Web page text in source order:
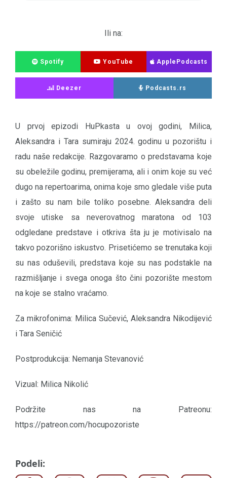
Ili na:
Spotify YouTube ApplePodcasts
Deezer Podcasts.rs
U prvoj epizodi HuPkasta u ovoj godini, Milica,
Aleksandra i Tara sumiraju 2024. godinu u pozorištu i
radu naše redakcije. Razgovaramo o predstavama koje
su obeležile godinu, premijerama, ali i onim koje su već
dugo na repertoarima, onima koje smo gledale više puta
i zašto su nam bile toliko posebne. Aleksandra deli
svoje utiske sa neverovatnog maratona od 103
odgledane predstave i otkriva šta ju je motivisalo na
takvo pozorišno iskustvo. Prisetićemo se trenutaka koji
su nas oduševili, predstava koje su nas podstakle na
razmišljanje i svega onoga što čini pozorište mestom
na koje se stalno vraćamo.
Za mikrofonima: Milica Sučević, Aleksandra Nikodijević
i Tara Seničić
Postprodukcija: Nemanja Stevanović
Vizual: Milica Nikolić
Podržite nas na Patreonu:
https://patreon.com/hocupozoriste
Podeli: